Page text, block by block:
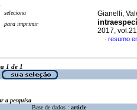
seleciona
para imprimir
Gianelli,
2017,
· resumo
1 de 1
a pesquisa
Base de dados : article